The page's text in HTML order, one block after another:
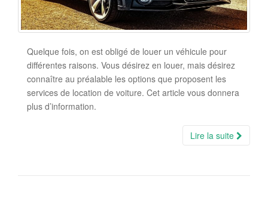
Quelque fois, on est obligé de louer un véhicule pour
différentes raisons. Vous désirez en louer, mais désirez
connaître au préalable les options que proposent les
services de location de voiture. Cet article vous donnera
plus d’information.
Lire la suite